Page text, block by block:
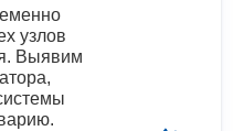
узлов
Выявим